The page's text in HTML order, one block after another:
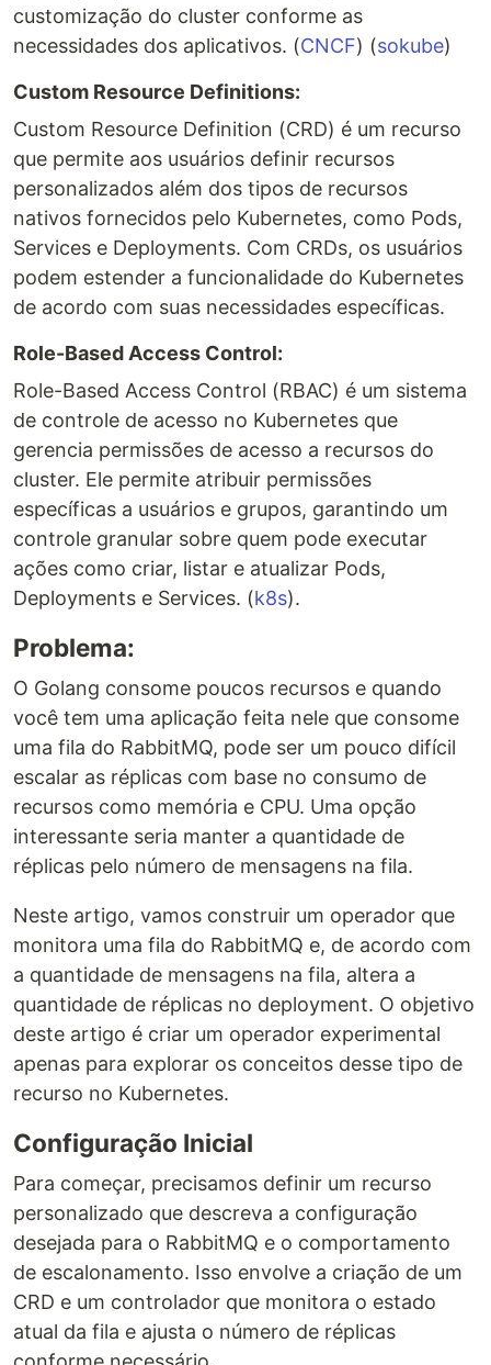
customização do cluster conforme as
necessidades dos aplicativos. (CNCF)​ (sokube)
Custom Resource Definitions:
Custom Resource Definition (CRD) é um recurso
que permite aos usuários definir recursos
personalizados além dos tipos de recursos
nativos fornecidos pelo Kubernetes, como Pods,
Services e Deployments. Com CRDs, os usuários
podem estender a funcionalidade do Kubernetes
de acordo com suas necessidades específicas.
Role-Based Access Control:
Role-Based Access Control (RBAC) é um sistema
de controle de acesso no Kubernetes que
gerencia permissões de acesso a recursos do
cluster. Ele permite atribuir permissões
específicas a usuários e grupos, garantindo um
controle granular sobre quem pode executar
ações como criar, listar e atualizar Pods,
Deployments e Services.​ (k8s)​.
Problema:
O Golang consome poucos recursos e quando
você tem uma aplicação feita nele que consome
uma fila do RabbitMQ, pode ser um pouco difícil
escalar as réplicas com base no consumo de
recursos como memória e CPU. Uma opção
interessante seria manter a quantidade de
réplicas pelo número de mensagens na fila.
Neste artigo, vamos construir um operador que
monitora uma fila do RabbitMQ e, de acordo com
a quantidade de mensagens na fila, altera a
quantidade de réplicas no deployment. O objetivo
deste artigo é criar um operador experimental
apenas para explorar os conceitos desse tipo de
recurso no Kubernetes.
Configuração Inicial
Para começar, precisamos definir um recurso
personalizado que descreva a configuração
desejada para o RabbitMQ e o comportamento
de escalonamento. Isso envolve a criação de um
CRD e um controlador que monitora o estado
atual da fila e ajusta o número de réplicas